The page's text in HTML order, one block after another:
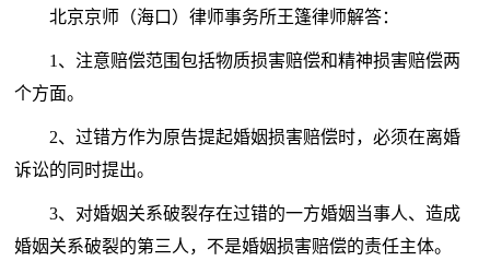
北京京师（海口）律师事务所王篷律师解答：
1、注意赔偿范围包括物质损害赔偿和精神损害赔偿两
个方面。
2、过错方作为原告提起婚姻损害赔偿时，必须在离婚
诉讼的同时提出。
3、对婚姻关系破裂存在过错的一方婚姻当事人、造成
婚姻关系破裂的第三人，不是婚姻损害赔偿的责任主体。